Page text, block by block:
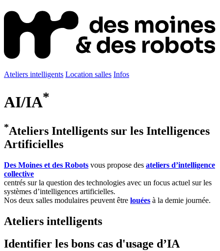
Ateliers intelligents Location salles Infos
AI/IA*
*Ateliers Intelligents sur les Intelligences
Artificielles
Des Moines et des Robots vous propose des ateliers d’intelligence
collective
centrés sur la question des technologies avec un focus actuel sur les
systèmes d’intelligences artificielles.
Nos deux salles modulaires peuvent être louées à la demie journée.
Ateliers intelligents
Identifier les bons cas d'usage d’IA